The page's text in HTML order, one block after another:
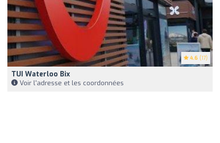
4.6 (17)
TUI Waterloo Bix
Voir l'adresse et les coordonnées